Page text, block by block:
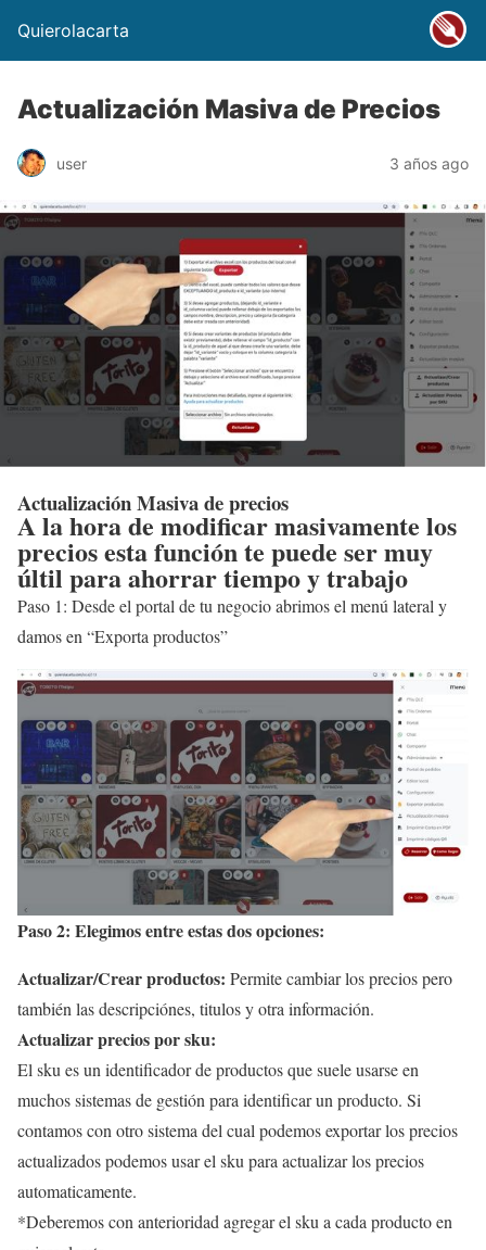
Quierolacarta
Actualización Masiva de Precios
user 3 años ago
Actualización Masiva de precios
A la hora de modificar masivamente los
precios esta función te puede ser muy
últil para ahorrar tiempo y trabajo
Paso 1: Desde el portal de tu negocio abrimos el menú lateral y
damos en “Exporta productos”
Paso 2: Elegimos entre estas dos opciones:
Actualizar/Crear productos: Permite cambiar los precios pero
también las descripciónes, titulos y otra información.
Actualizar precios por sku:
El sku es un identificador de productos que suele usarse en
muchos sistemas de gestión para identificar un producto. Si
contamos con otro sistema del cual podemos exportar los precios
actualizados podemos usar el sku para actualizar los precios
automaticamente.
*Deberemos con anterioridad agregar el sku a cada producto en